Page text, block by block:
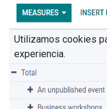
Utilizamos cookies
experiencia.